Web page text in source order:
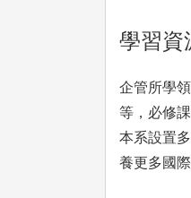
學習資
企管所學
等，必修
本系設置
養更多國